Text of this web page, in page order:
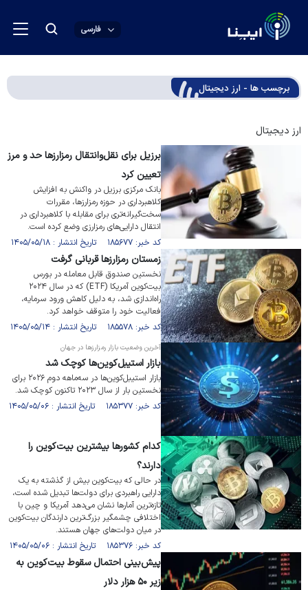
فارسی
برچسب ها - ارز دیجیتال
ارز دیجیتال
برزیل برای نقل‌وانتقال رمزارزها حد و مرز
تعیین کرد
بانک مرکزی برزیل در واکنش به افزایش
کلاهبرداری‌ در حوزه رمزارزها، مقررات
سخت‌گیرانه‌تری برای مقابله با کلاهبرداری در
انتقال دارایی‌های رمزارزی وضع کرده است.
کد خبر: ۱۸۵۶۷۷ تاریخ انتشار : ۱۴۰۵/۰۵/۱۸
زمستان رمزارزها قربانی گرفت
نخستین صندوق قابل معامله در بورس
بیت‌کوین آمریکا (ETF) که در سال ۲۰۲۴
راه‌اندازی شد، به دلیل کاهش ورود سرمایه،
فعالیت خود را متوقف خواهد کرد.
کد خبر: ۱۸۵۵۷۸ تاریخ انتشار : ۱۴۰۵/۰۵/۱۴
آخرین وضعیت بازار رمزارزها در جهان
بازار استیبل‌کوین‌ها کوچک شد
بازار استیبل‌کوین‌ها در سه‌ماهه دوم ۲۰۲۶ برای
نخستین بار از سال ۲۰۲۳ تاکنون کوچک شد.
کد خبر: ۱۸۵۳۷۷ تاریخ انتشار : ۱۴۰۵/۰۵/۰۶
کدام کشورها بیشترین بیت‌کوین را
دارند؟
در حالی که بیت‌کوین بیش از گذشته به یک
دارایی راهبردی برای دولت‌ها تبدیل شده است،
تازه‌ترین آمارها نشان می‌دهد آمریکا و چین با
اختلافی چشمگیر بزرگ‌ترین دارندگان بیت‌کوین
در میان دولت‌های جهان هستند.
کد خبر: ۱۸۵۳۷۶ تاریخ انتشار : ۱۴۰۵/۰۵/۰۶
پیش‌بینی احتمال سقوط بیت‌کوین به
زیر ۵۰ هزار دلار